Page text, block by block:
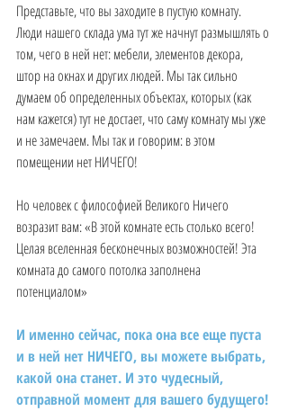
Представьте, что вы заходите в пустую комнату.
Люди нашего склада ума тут же начнут размышлять о
том, чего в ней нет: мебели, элементов декора,
штор на окнах и других людей. Мы так сильно
думаем об определенных объектах, которых (как
нам кажется) тут не достает, что саму комнату мы уже
и не замечаем. Мы так и говорим: в этом
помещении нет НИЧЕГО!
Но человек с философией Великого Ничего
возразит вам: «В этой комнате есть столько всего!
Целая вселенная бесконечных возможностей! Эта
комната до самого потолка заполнена
потенциалом»
И именно сейчас, пока она все еще пуста
и в ней нет НИЧЕГО, вы можете выбрать,
какой она станет. И это чудесный,
отправной момент для вашего будущего!